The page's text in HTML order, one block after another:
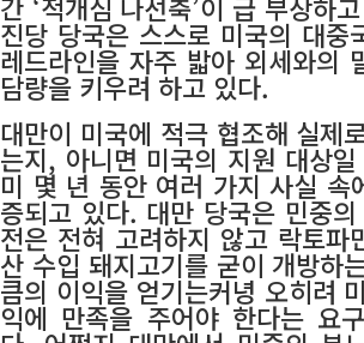
진당 당국은 스스로 미국의 대중
레드라인을 자주 밟아 외세와의
담량을 키우려 하고 있다.
대만이 미국에 적극 협조해 실제
는지, 아니면 미국의 지원 대상
미 몇 년 동안 여러 가지 사실 속
증되고 있다. 대만 당국은 민중
전은 전혀 고려하지 않고 락토파
산 수입 돼지고기를 굳이 개방하
큼의 이익을 얻기는커녕 오히려
익에 만족을 주어야 한다는 요